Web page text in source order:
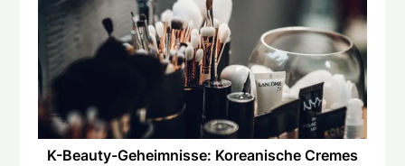
K-Beauty-Geheimnisse: Koreanische Cremes